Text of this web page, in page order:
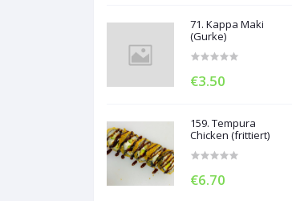
71. Kappa Maki
(Gurke)
€3.50
159. Tempura
Chicken (frittiert)
€6.70
€13.50
32. Maguro Sashimi (9 Thunfisch)